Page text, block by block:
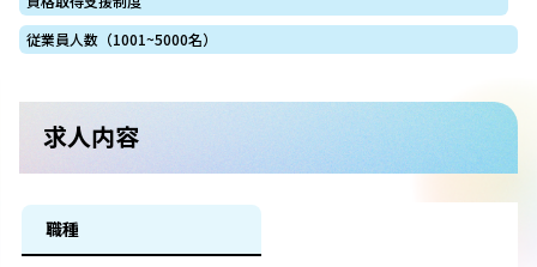
従業員人数（1001~5000名）
求人内容
職種